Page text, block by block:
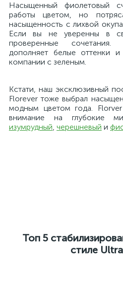
Насыщенный фиолетовый
работы цветом, но
насыщенность с лихвой
Если вы не уверенны в
проверенные сочетания.
дополняет белые оттенки
компании с зеленым.
Кстати, наш эксклюзивный
Florever тоже выбрал
модным цветом года. Florver
внимание на глубокие
изумрудный, черешневый и
Топ 5
стиле